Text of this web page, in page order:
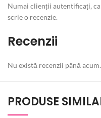
Recenzii
Nu există recenzii până acum.
Numai clienții autentificați,
scrie o recenzie.
PRODUSE